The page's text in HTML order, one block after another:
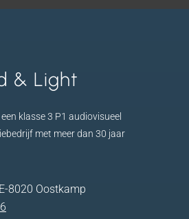
& Light
klasse 3 P1 audiovisueel
met meer dan 30 jaar
8020 Oostkamp